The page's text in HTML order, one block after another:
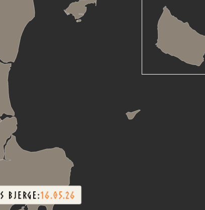
BJERGE:16.05.26